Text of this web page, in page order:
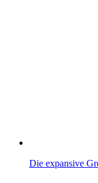
Die expansive